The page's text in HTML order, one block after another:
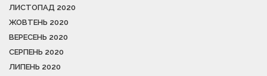
ЛИСТОПАД 2020
ЖОВТЕНЬ 2020
ВЕРЕСЕНЬ 2020
СЕРПЕНЬ 2020
ЛИПЕНЬ 2020